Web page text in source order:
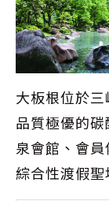
大板根位於
品質極優的
泉會館、會
綜合性渡假聖